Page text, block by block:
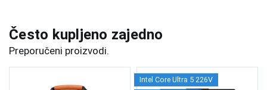
Često kupljeno zajedno
Preporučeni proizvodi.
Intel Core Ultra 5 226V